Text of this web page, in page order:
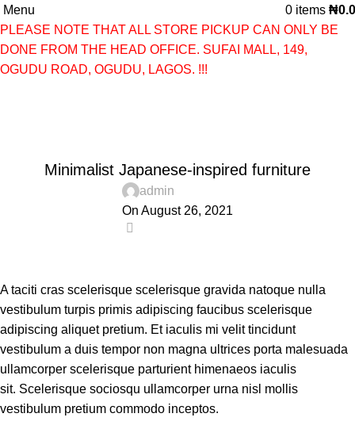
Menu 0 items ₦
PLEASE NOTE THAT ALL STORE PICKUP CAN ONLY BE
DONE FROM THE HEAD OFFICE. SUFAI MALL, 149,
OGUDU ROAD, OGUDU, LAGOS. !!!
Minimalist Japanese-inspired furniture
admin
On August 26, 2021
A taciti cras scelerisque scelerisque gravida natoque nulla
vestibulum turpis primis adipiscing faucibus scelerisque
adipiscing aliquet pretium. Et iaculis mi velit tincidunt
vestibulum a duis tempor non magna ultrices porta malesuada
ullamcorper scelerisque parturient himenaeos iaculis
sit. Scelerisque sociosqu ullamcorper urna nisl mollis
vestibulum pretium commodo inceptos.